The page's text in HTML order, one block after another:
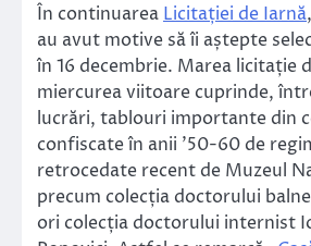
În continuarea Licitației de Iarnă
au avut motive să îi aștepte
în 16 decembrie. Marea licitație
miercurea viitoare cuprinde,
lucrări, tablouri importante din
confiscate în anii ’50-60 de
retrocedate recent de Muzeul
precum colecția doctorului
ori colecția doctorului internist